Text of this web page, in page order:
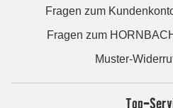
Fragen zum
Fragen zum
Muster-
Top-